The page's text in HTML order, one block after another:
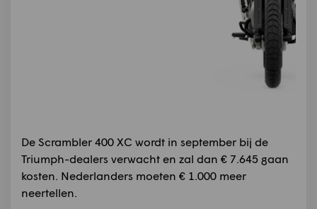
De Scrambler 400 XC wordt in september bij de
Triumph-dealers verwacht en zal dan € 7.645 gaan
kosten. Nederlanders moeten € 1.000 meer
neertellen.